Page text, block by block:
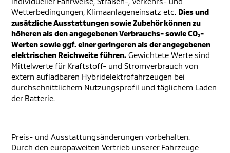
Wetterbedingungen, Klimaanlageneinsatz etc. Dies und
zusätzliche Ausstattungen sowie Zubehör können zu
höheren als den angegebenen Verbrauchs- sowie CO₂-
Werten sowie ggf. einer geringeren als der angegebenen
elektrischen Reichweite führen. Gewichtete Werte sind
Mittelwerte für Kraftstoff- und Stromverbrauch von
extern aufladbaren Hybridelektrofahrzeugen bei
durchschnittlichem Nutzungsprofil und täglichem Laden
der Batterie.
Preis- und Ausstattungsänderungen vorbehalten.
Durch den europaweiten Vertrieb unserer Fahrzeuge